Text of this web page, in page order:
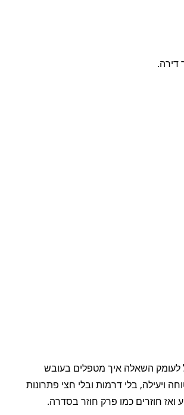
דירה.
לעומק השאלה איך מטפלים בעובש
ויעילה, בלי דרמות ובלי חצי פתרונות
ואז חוזרים כמו פרק חוזר בסדרה.